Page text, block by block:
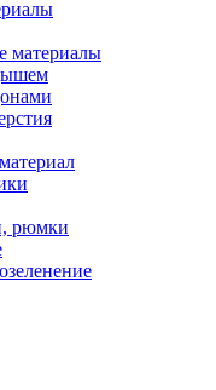
материалы
рюмки